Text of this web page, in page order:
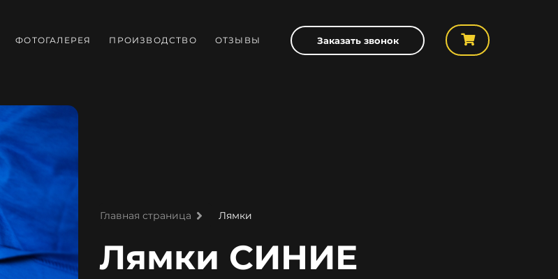
ФОТОГАЛЕРЕЯ ПРОИЗВОДСТВО ОТЗЫВЫ Заказать звонок
Главная страница Лямки
Лямки СИНИЕ